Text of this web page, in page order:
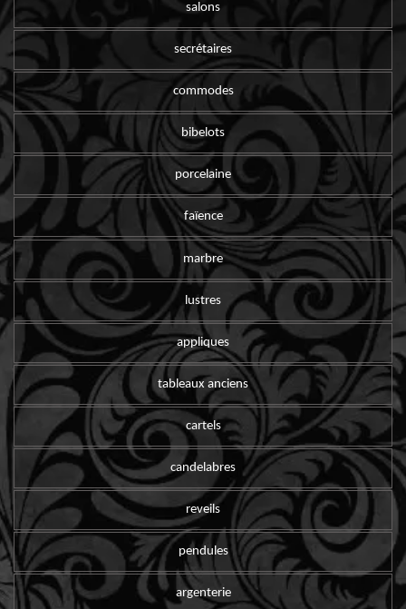
salons
secrétaires
commodes
bibelots
porcelaine
faïence
marbre
lustres
appliques
tableaux anciens
cartels
candelabres
reveils
pendules
argenterie